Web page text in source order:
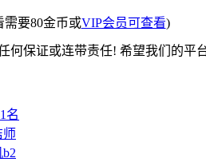
需要80金币或VIP会员可查看)
保证或连带责任! 希望我们的平
名
师